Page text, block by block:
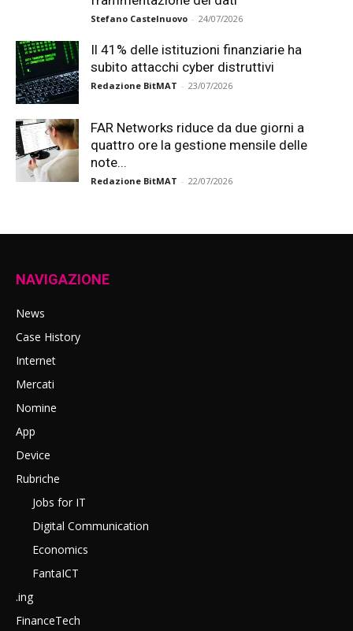
Stefano Castelnuovo - 24/07/2026
Il 41% delle istituzioni finanziarie ha
subito attacchi cyber distruttivi
Redazione BitMAT - 23/07/2026
FAR Networks riduce da due giorni a
quattro ore la gestione mensile delle
note...
Redazione BitMAT - 22/07/2026
NAVIGAZIONE
News
Case History
Internet
Mercati
Nomine
App
Device
Rubriche
Jobs for IT
Digital Communication
Economics
FantaICT
.ing
FinanceTech